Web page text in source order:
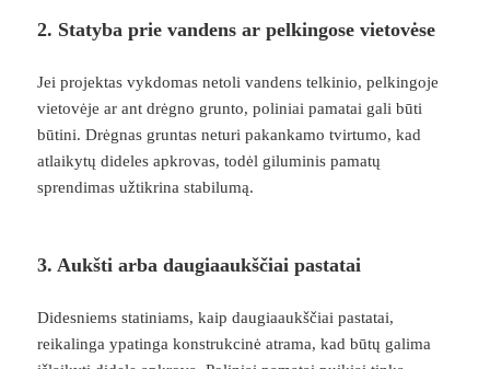
2. Statyba prie vandens ar pelkingose vietovėse
Jei projektas vykdomas netoli vandens telkinio, pelkingoje
vietovėje ar ant drėgno grunto, poliniai pamatai gali būti
būtini. Drėgnas gruntas neturi pakankamo tvirtumo, kad
atlaikytų dideles apkrovas, todėl giluminis pamatų
sprendimas užtikrina stabilumą.
3. Aukšti arba daugiaaukščiai pastatai
Didesniems statiniams, kaip daugiaaukščiai pastatai,
reikalinga ypatinga konstrukcinė atrama, kad būtų galima